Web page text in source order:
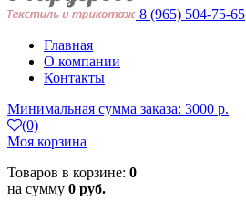
8 (965) 504-75-65
Главная
О компании
Контакты
Минимальная сумма заказа: 3000 р.
(0)
Моя корзина
Товаров в корзине: 0
на сумму 0 руб.